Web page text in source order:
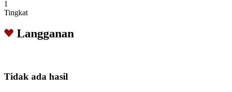
1
Tingkat
Langganan
Tidak ada hasil